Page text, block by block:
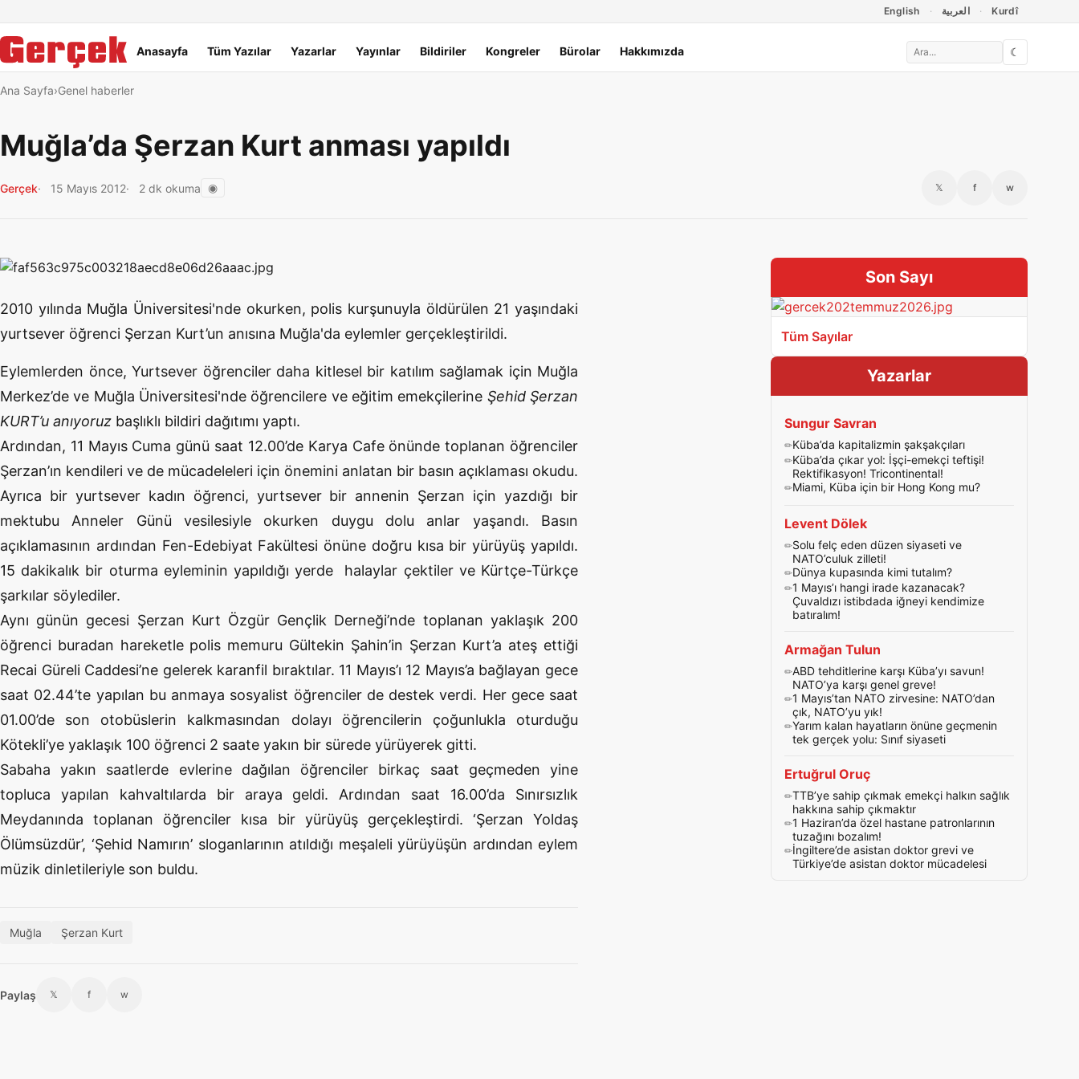
English العربية Kurdî
Ana menü
Anasayfa Tüm Yazılar Yazarlar Yayınlar Bildiriler Kongreler Bürolar Hakkımızda ☾
Ana Sayfa Genel haberler
Muğla’da Şerzan Kurt anması yapıldı
Gerçek 15 Mayıs 2012 2 dk okuma ◉ 𝕏 f w
2010 yılında Muğla Üniversitesi'nde okurken, polis kurşunuyla öldürülen 21 yaşındaki
yurtsever öğrenci Şerzan Kurt’un anısına Muğla'da eylemler gerçekleştirildi.
Eylemlerden önce, Yurtsever öğrenciler daha kitlesel bir katılım sağlamak için Muğla
Merkez’de ve Muğla Üniversitesi'nde öğrencilere ve eğitim emekçilerine Şehid Şerzan
KURT’u anıyoruz başlıklı bildiri dağıtımı yaptı.
Ardından, 11 Mayıs Cuma günü saat 12.00’de Karya Cafe önünde toplanan öğrenciler
Şerzan’ın kendileri ve de mücadeleleri için önemini anlatan bir basın açıklaması okudu.
Ayrıca bir yurtsever kadın öğrenci, yurtsever bir annenin Şerzan için yazdığı bir
mektubu Anneler Günü vesilesiyle okurken duygu dolu anlar yaşandı. Basın
açıklamasının ardından Fen-Edebiyat Fakültesi önüne doğru kısa bir yürüyüş yapıldı.
15 dakikalık bir oturma eyleminin yapıldığı yerde halaylar çektiler ve Kürtçe-Türkçe
şarkılar söylediler.
Aynı günün gecesi Şerzan Kurt Özgür Gençlik Derneği’nde toplanan yaklaşık 200
öğrenci buradan hareketle polis memuru Gültekin Şahin’in Şerzan Kurt’a ateş ettiği
Recai Güreli Caddesi’ne gelerek karanfil bıraktılar. 11 Mayıs’ı 12 Mayıs’a bağlayan gece
saat 02.44’te yapılan bu anmaya sosyalist öğrenciler de destek verdi. Her gece saat
01.00’de son otobüslerin kalkmasından dolayı öğrencilerin çoğunlukla oturduğu
Kötekli’ye yaklaşık 100 öğrenci 2 saate yakın bir sürede yürüyerek gitti.
Sabaha yakın saatlerde evlerine dağılan öğrenciler birkaç saat geçmeden yine
topluca yapılan kahvaltılarda bir araya geldi. Ardından saat 16.00’da Sınırsızlık
Meydanında toplanan öğrenciler kısa bir yürüyüş gerçekleştirdi. ‘Şerzan Yoldaş
Ölümsüzdür’, ‘Şehid Namırın’ sloganlarının atıldığı meşaleli yürüyüşün ardından eylem
müzik dinletileriyle son buldu.
Muğla Şerzan Kurt
Paylaş 𝕏 f w
Son Sayı
Tüm Sayılar
Yazarlar
Sungur Savran
Küba’da kapitalizmin şakşakçıları
Küba’da çıkar yol: İşçi-emekçi teftişi!
Rektifikasyon! Tricontinental!
Miami, Küba için bir Hong Kong mu?
Levent Dölek
Solu felç eden düzen siyaseti ve
NATO’culuk zilleti!
Dünya kupasında kimi tutalım?
1 Mayıs’ı hangi irade kazanacak?
Çuvaldızı istibdada iğneyi kendimize
batıralım!
Armağan Tulun
ABD tehditlerine karşı Küba’yı savun!
NATO’ya karşı genel greve!
1 Mayıs’tan NATO zirvesine: NATO’dan
çık, NATO’yu yık!
Yarım kalan hayatların önüne geçmenin
tek gerçek yolu: Sınıf siyaseti
Ertuğrul Oruç
TTB’ye sahip çıkmak emekçi halkın sağlık
hakkına sahip çıkmaktır
1 Haziran’da özel hastane patronlarının
tuzağını bozalım!
İngiltere’de asistan doktor grevi ve
Türkiye’de asistan doktor mücadelesi